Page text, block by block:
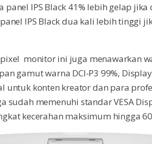
IPS Black 41% lebih gelap
IPS Black dua kali lebih tinggi
pixel monitor ini juga menawarkan
gamut warna DCI-P3 99%, Display
untuk konten kreator dan para
sudah memenuhi standar VESA
kecerahan maksimum hingga